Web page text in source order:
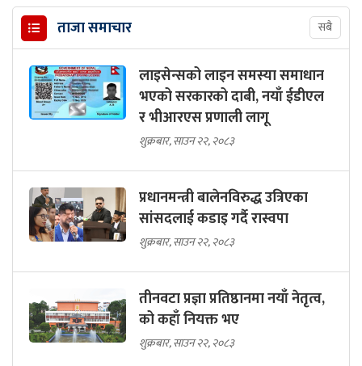
ताजा समाचार सबै
लाइसेन्सको लाइन समस्या समाधान
भएको सरकारको दाबी, नयाँ ईडीएल
र भीआरएस प्रणाली लागू
शुक्रबार, साउन २२, २०८३
प्रधानमन्त्री बालेनविरुद्ध उत्रिएका
सांसदलाई कडाइ गर्दै रास्वपा
शुक्रबार, साउन २२, २०८३
तीनवटा प्रज्ञा प्रतिष्ठानमा नयाँ नेतृत्व,
को कहाँ नियक्त भए
शुक्रबार, साउन २२, २०८३